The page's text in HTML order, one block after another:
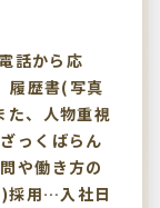
話から応
履歴書(写真
た、人物重視
っくばらん
や働き方の
採用…入社日